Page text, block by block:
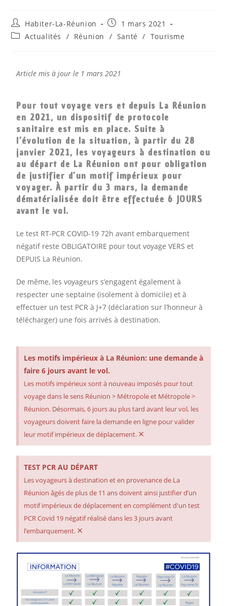
Habiter-La-Réunion
1 mars 2021
Actualités
/ Réunion / Santé / Tourisme
Article mis à jour le 1 mars 2021
Pour tout voyage vers et depuis La Réunion
en 2021, un dispositif de protocole
sanitaire est mis en place. Suite à
l’évolution de la situation, à partir du 28
janvier 2021, les voyageurs à destination ou
au départ de La Réunion ont pour obligation
de justifier d’un motif impérieux pour
voyager. À partir du 3 mars, la demande
dématérialisée doit être effectuée 6 JOURS
avant le vol.
Le test RT-PCR COVID-19 72h avant embarquement
négatif reste OBLIGATOIRE pour tout voyage VERS et
DEPUIS La Réunion.
De même, les voyageurs s’engagent également à
respecter une septaine (isolement à domicile) et à
effectuer un test PCR à J+7 (déclaration sur l’honneur à
télécharger) une fois arrivés à destination.
Les motifs impérieux à La Réunion: une demande à
faire 6 jours avant le vol.
Les motifs impérieux sont à nouveau imposés pour tout
voyage dans le sens Réunion > Métropole et Métropole >
Réunion. Désormais, 6 jours au plus tard avant leur vol, les
voyageurs doivent faire la demande en ligne pour valider
leur motif impérieux de déplacement. ×
TEST PCR AU DÉPART
Les voyageurs à destination et en provenance de La
Réunion âgés de plus de 11 ans doivent ainsi justifier d’un
motif impérieux de déplacement en complément d'un test
PCR Covid 19 négatif réalisé dans les 3 jours avant
l’embarquement. ×